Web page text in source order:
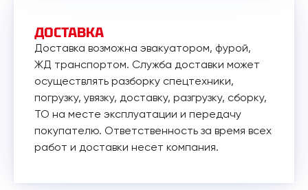
ДОСТАВКА
Доставка возможна эвакуатором, фурой,
ЖД транспортом. Служба доставки может
осуществлять разборку спецтехники,
погрузку, увязку, доставку, разгрузку, сборку,
ТО на месте эксплуатации и передачу
покупателю. Ответственность за время всех
работ и доставки несет компания.